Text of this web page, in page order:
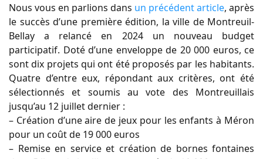
Nous vous en parlions dans un précédent article, après
le succès d’une première édition, la ville de Montreuil-
Bellay a relancé en 2024 un nouveau budget
participatif. Doté d’une enveloppe de 20 000 euros, ce
sont dix projets qui ont été proposés par les habitants.
Quatre d’entre eux, répondant aux critères, ont été
sélectionnés et soumis au vote des Montreuillais
jusqu’au 12 juillet dernier :
– Création d’une aire de jeux pour les enfants à Méron
pour un coût de 19 000 euros
– Remise en service et création de bornes fontaines